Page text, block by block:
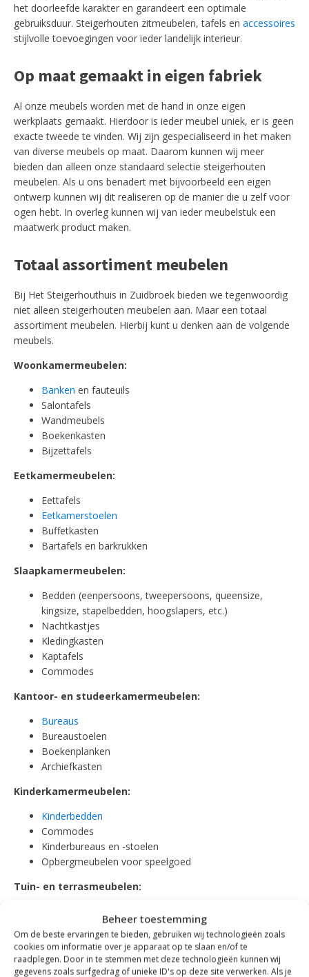
Beheer toestemming
Om de beste ervaringen te bieden, gebruiken wij technologieën zoals
cookies om informatie over je apparaat op te slaan en/of te
raadplegen. Door in te stemmen met deze technologieën kunnen wij
gegevens zoals surfgedrag of unieke ID's op deze site verwerken. Als je
het doorleefde karakter en garandeert een optimale
gebruiksduur. Steigerhouten zitmeubelen, tafels en accessoires
stijlvolle toevoegingen voor ieder landelijk interieur.
Op maat gemaakt in eigen fabriek
Al onze meubels worden met de hand in onze eigen
werkplaats gemaakt. Hierdoor is ieder meubel uniek, er is geen
exacte tweede te vinden. Wij zijn gespecialiseerd in het maken
van diverse meubels op maat. Daarom kunnen wij meer
bieden dan alleen onze standaard selectie steigerhouten
meubelen. Als u ons benadert met bijvoorbeeld een eigen
ontwerp kunnen wij dit realiseren op de manier die u zelf voor
ogen hebt. In overleg kunnen wij van ieder meubelstuk een
maatwerk product maken.
Totaal assortiment meubelen
Bij Het Steigerhouthuis in Zuidbroek bieden we tegenwoordig
niet alleen steigerhouten meubelen aan. Maar een totaal
assortiment meubelen. Hierbij kunt u denken aan de volgende
meubels.
Woonkamermeubelen:
Banken en fauteuils
Salontafels
Wandmeubels
Boekenkasten
Bijzettafels
Eetkamermeubelen:
Eettafels
Eetkamerstoelen
Buffetkasten
Bartafels en barkrukken
Slaapkamermeubelen:
Bedden (eenpersoons, tweepersoons, queensize,
kingsize, stapelbedden, hoogslapers, etc.)
Nachtkastjes
Kledingkasten
Kaptafels
Commodes
Kantoor- en studeerkamermeubelen:
Bureaus
Bureaustoelen
Boekenplanken
Archiefkasten
Kinderkamermeubelen:
Kinderbedden
Commodes
Kinderbureaus en -stoelen
Opbergmeubelen voor speelgoed
Tuin- en terrasmeubelen:
Ligstoelen en tuinstoelen
Tuinbanken
Picknicktafels
Buitenkeukens